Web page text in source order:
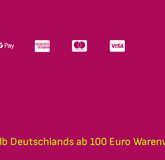
Deutschlands ab 100 Euro